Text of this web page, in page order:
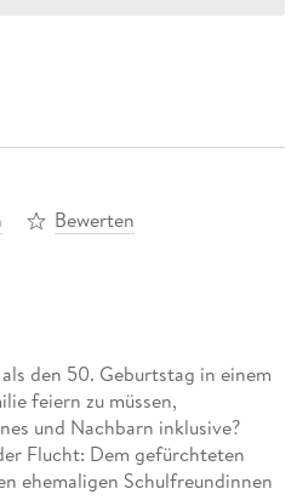
Bewerten
den 50. Geburtstag in einem
feiern zu müssen,
und Nachbarn inklusive?
Flucht: Dem gefürchteten
ehemaligen Schulfreundinnen